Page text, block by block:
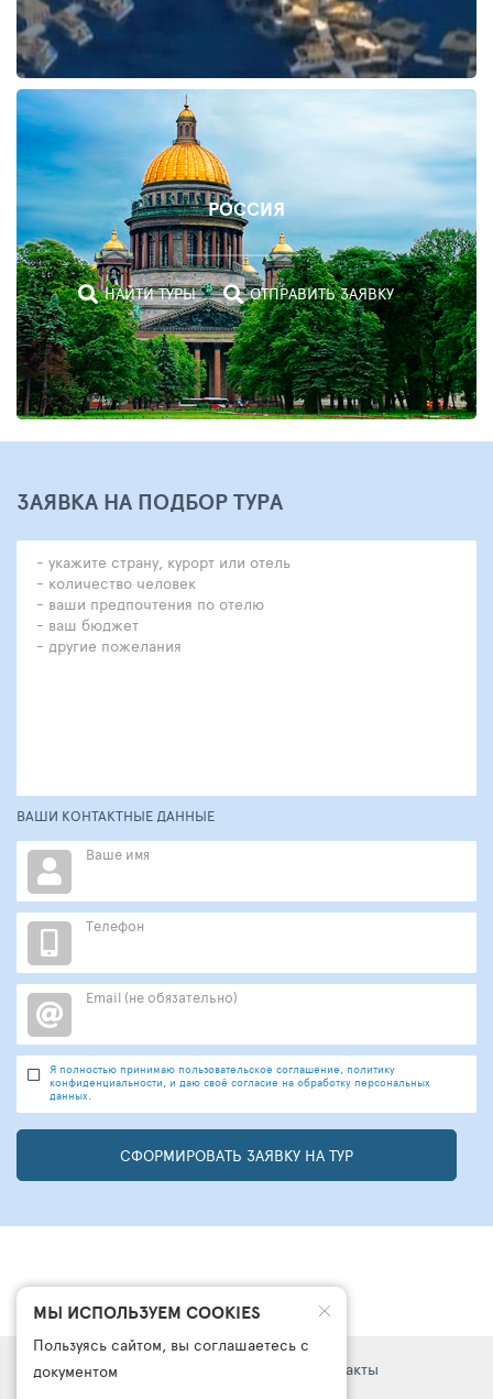
РОССИЯ
НАЙТИ ТУРЫ ОТПРАВИТЬ ЗАЯВКУ
ЗАЯВКА НА ПОДБОР ТУРА
ВАШИ КОНТАКТНЫЕ ДАННЫЕ
Ваше имя
Телефон
Email (не обязательно)
Я полностью принимаю пользовательское соглашение, политику
конфиденциальности, и даю своё согласие на обработку персональных
данных.
СФОРМИРОВАТЬ ЗАЯВКУ НА ТУР
Правовая информация Контакты
МЫ ИСПОЛЬЗУЕМ COOKIES
Пользуясь сайтом, вы соглашаетесь с
документом